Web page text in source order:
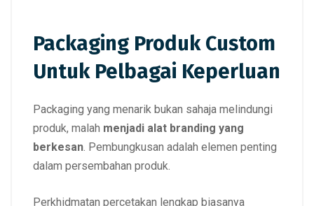
Packaging Produk Custom
Untuk Pelbagai Keperluan
Packaging yang menarik bukan sahaja melindungi
produk, malah menjadi alat branding yang
berkesan. Pembungkusan adalah elemen penting
dalam persembahan produk.
Perkhidmatan percetakan lengkap biasanya